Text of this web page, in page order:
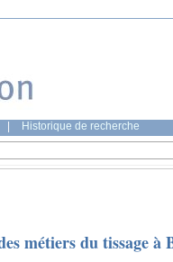
Historique de recherche
métiers du tissage à